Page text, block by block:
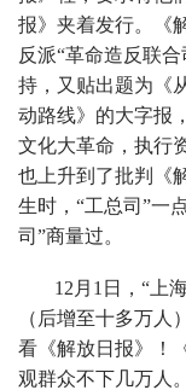
报》夹着发行。《
反派“革命造反联
持，又贴出题为《
动路线》的大字报
文化大革命，执行
也上升到了批判《
生时，“工总司”一
司”商量过。
12月1日，“上
（后增至十多万人
看《解放日报》！
观群众不下几万人